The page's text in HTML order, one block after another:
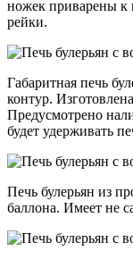
ножек приварены к
рейки.
Габаритная печь
контур.
Предусмотрено
будет удерживать
Печь булерьян из
баллона. Имеет не